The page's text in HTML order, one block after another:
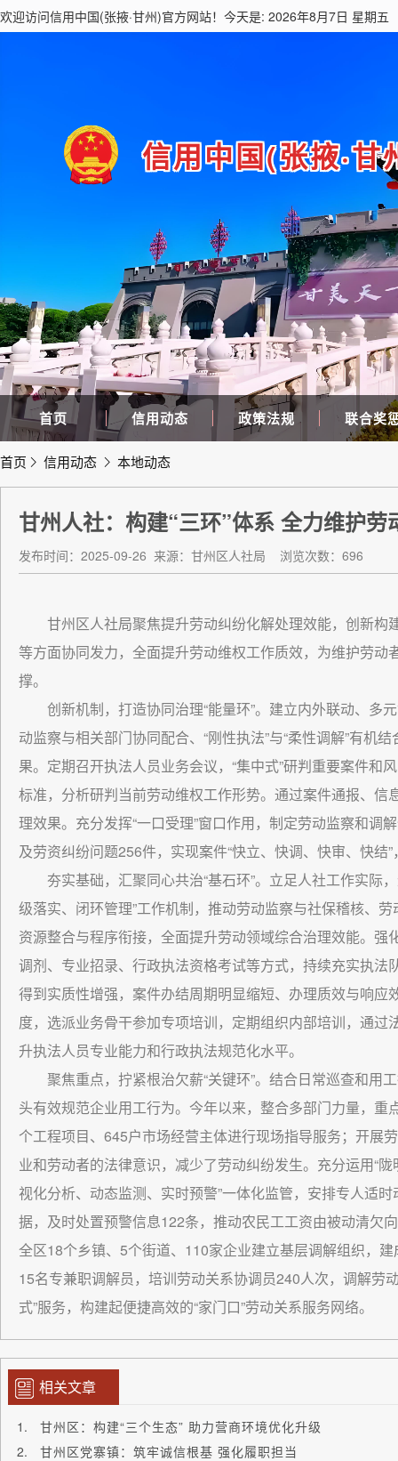
欢迎访问信用中国(张掖·甘州)官方网站！今天是: 2026年8月7日 星期五
信用中国(张掖·甘
首页 信用动态 政策法规 联合奖
首页 信用动态 本地动态
甘州人社：构建“三环”体系 全力维护劳
发布时间：2025-09-26 来源：甘州区人社局 浏览次数：696
甘州区人社局聚焦提升劳动纠纷化解处理效能，创新构
等方面协同发力，全面提升劳动维权工作质效，为维护劳
撑。
创新机制，打造协同治理“能量环”。建立内外联动、多
动监察与相关部门协同配合、“刚性执法”与“柔性调解”有机
果。定期召开执法人员业务会议，“集中式”研判重要案件
标准，分析研判当前劳动维权工作形势。通过案件通报、信
理效果。充分发挥“一口受理”窗口作用，制定劳动监察和调
及劳资纠纷问题256件，实现案件“快立、快调、快审、快结
夯实基础，汇聚同心共治“基石环”。立足人社工作实际
级落实、闭环管理”工作机制，推动劳动监察与社保稽核、
资源整合与程序衔接，全面提升劳动领域综合治理效能。
调剂、专业招录、行政执法资格考试等方式，持续充实执
得到实质性增强，案件办结周期明显缩短、办理质效与响应
度，选派业务骨干参加专项培训，定期组织内部培训，通
升执法人员专业能力和行政执法规范化水平。
聚焦重点，拧紧根治欠薪“关键环”。结合日常巡查和用
头有效规范企业用工行为。今年以来，整合多部门力量，
个工程项目、645户市场经营主体进行现场指导服务；开展
业和劳动者的法律意识，减少了劳动纠纷发生。充分运用“
视化分析、动态监测、实时预警”一体化监管，安排专人适
据，及时处置预警信息122条，推动农民工工资由被动清欠
全区18个乡镇、5个街道、110家企业建立基层调解组织，
15名专兼职调解员，培训劳动关系协调员240人次，调解劳
式”服务，构建起便捷高效的“家门口”劳动关系服务网络。
相关文章
甘州区：构建“三个生态” 助力营商环境优化升级
甘州区党寨镇：筑牢诚信根基 强化履职担当